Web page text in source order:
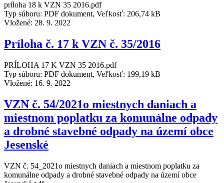
príloha 18 k VZN 35 2016.pdf
Typ súboru: PDF dokument, Veľkosť: 206,74 kB
Vložené: 28. 9. 2022
Príloha č. 17 k VZN č. 35/2016
PRÍLOHA 17 K VZN 35 2016.pdf
Typ súboru: PDF dokument, Veľkosť: 199,19 kB
Vložené: 16. 9. 2022
VZN č. 54/2021o miestnych daniach a
miestnom poplatku za komunálne odpady
a drobné stavebné odpady na území obce
Jesenské
VZN č. 54_2021o miestnych daniach a miestnom poplatku za
komunálne odpady a drobné stavebné odpady na území obce